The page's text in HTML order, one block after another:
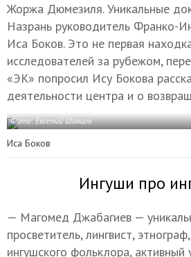
Жоржа Дюмезиля. Уникальные
Назрань руководитель Франко-
Иса Боков. Это не первая
исследователей за рубежом,
«ЭК» попросил Ису Бокова
деятельности центра и о
Фото: Евгений Шивцов
Иса Боков
Ингуши про
— Магомед Джабагиев —
просветитель, лингвист,
ингушского фольклора, активный